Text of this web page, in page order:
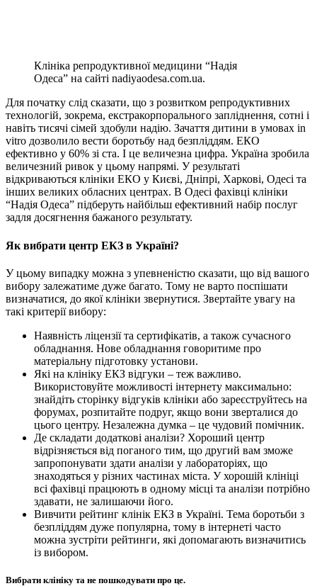
Клініка репродуктивної медицини “Надія
Одеса” на сайті nadiyaodesa.com.ua.
Для початку слід сказати, що з розвитком репродуктивних
технологій, зокрема, екстракорпорального запліднення, сотні і
навіть тисячі сімей здобули надію. Зачаття дитини в умовах in
vitro дозволило вести боротьбу над безпліддям. ЕКО
ефективно у 60% зі ста. І це величезна цифра. Україна зробила
величезний ривок у цьому напрямі. У результаті
відкриваються клініки ЕКО у Києві, Дніпрі, Харкові, Одесі та
інших великих обласних центрах. В Одесі фахівці клініки
“Надія Одеса” підберуть найбільш ефективний набір послуг
задля досягнення бажаного результату.
Як вибрати центр ЕКЗ в Україні?
У цьому випадку можна з упевненістю сказати, що від вашого
вибору залежатиме дуже багато. Тому не варто поспішати
визначатися, до якої клініки звернутися. Звертайте увагу на
такі критерії вибору:
Наявність ліцензії та сертифікатів, а також сучасного
обладнання. Нове обладнання говоритиме про
матеріальну підготовку установи.
Які на клініку ЕКЗ відгуки – теж важливо.
Використовуйте можливості інтернету максимально:
знайдіть сторінку відгуків клініки або зареєструйтесь на
форумах, розпитайте подруг, якщо вони зверталися до
цього центру. Незалежна думка – це чудовий помічник.
Де складати додаткові аналізи? Хороший центр
відрізняється від поганого тим, що другий вам зможе
запропонувати здати аналізи у лабораторіях, що
знаходяться у різних частинах міста. У хорошій клініці
всі фахівці працюють в одному місці та аналізи потрібно
здавати, не залишаючи його.
Вивчити рейтинг клінік ЕКЗ в Україні. Тема боротьби з
безпліддям дуже популярна, тому в інтернеті часто
можна зустріти рейтинги, які допомагають визначитись
із вибором.
Вибрати клініку та не пошкодувати про це.